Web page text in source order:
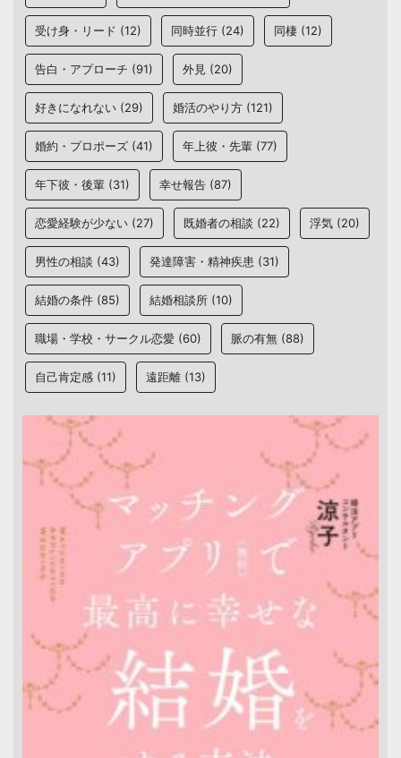
受け身・リード (12) 同時並行 (24) 同棲 (12)
告白・アプローチ (91) 外見 (20)
好きになれない (29) 婚活のやり方 (121)
婚約・プロポーズ (41) 年上彼・先輩 (77)
年下彼・後輩 (31) 幸せ報告 (87)
恋愛経験が少ない (27) 既婚者の相談 (22) 浮気 (20)
男性の相談 (43) 発達障害・精神疾患 (31)
結婚の条件 (85) 結婚相談所 (10)
職場・学校・サークル恋愛 (60) 脈の有無 (88)
自己肯定感 (11) 遠距離 (13)